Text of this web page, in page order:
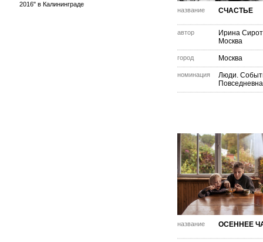
2016" в Калининграде
название СЧАСТЬЕ
автор
Ирина
Москва
город Москва
номинация
Люди.
название ОСЕННЕЕ